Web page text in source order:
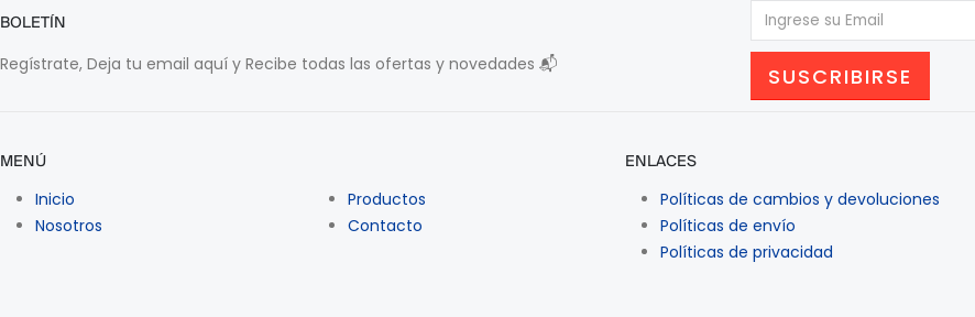
BOLETÍN
Regístrate, Deja tu email aquí y Recibe todas las ofertas y novedades 📬
MENÚ
Inicio
Nosotros
Productos
Contacto
ENLACES
Políticas de cambios y devoluciones
Políticas de envío
Políticas de privacidad